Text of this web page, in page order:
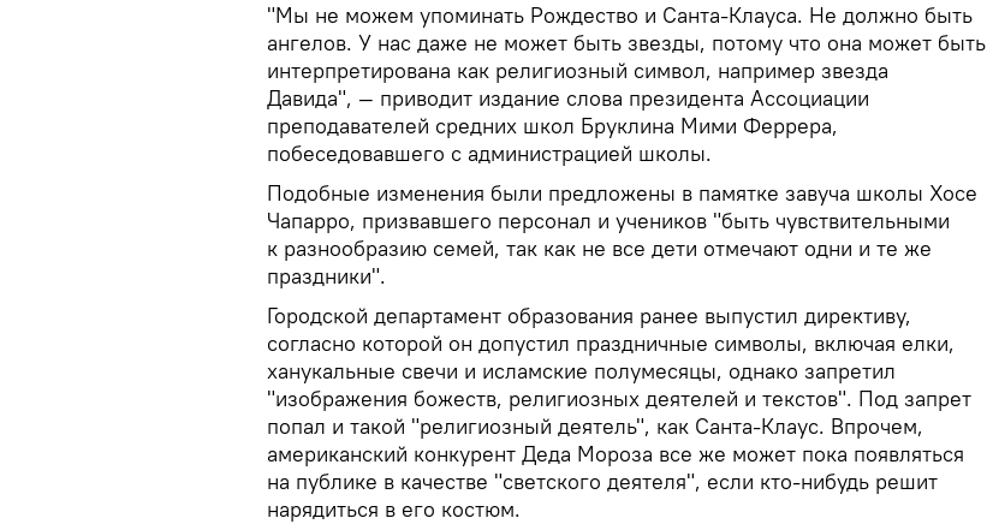
"Мы не можем упоминать Рождество и Санта-Клауса. Не должно быть
ангелов. У нас даже не может быть звезды, потому что она может быть
интерпретирована как религиозный символ, например звезда
Давида", — приводит издание слова президента Ассоциации
преподавателей средних школ Бруклина Мими Феррера,
побеседовавшего с администрацией школы.
Подобные изменения были предложены в памятке завуча школы Хосе
Чапарро, призвавшего персонал и учеников "быть чувствительными
к разнообразию семей, так как не все дети отмечают одни и те же
праздники".
Городской департамент образования ранее выпустил директиву,
согласно которой он допустил праздничные символы, включая елки,
ханукальные свечи и исламские полумесяцы, однако запретил
"изображения божеств, религиозных деятелей и текстов". Под запрет
попал и такой "религиозный деятель", как Санта-Клаус. Впрочем,
американский конкурент Деда Мороза все же может пока появляться
на публике в качестве "светского деятеля", если кто-нибудь решит
нарядиться в его костюм.